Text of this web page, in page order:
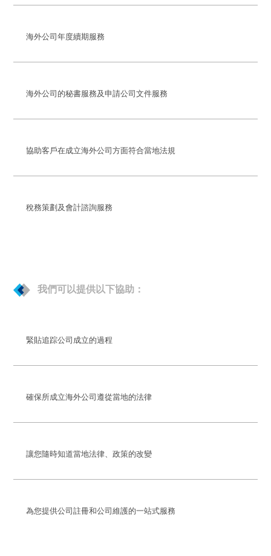
海外公司年度續期服務
海外公司的秘書服務及申請公司文件服務
協助客戶在成立海外公司方面符合當地法規
稅務策劃及會計諮詢服務
我們可以提供以下協助：
緊貼追踪公司成立的過程
確保所成立海外公司遵從當地的法律
讓您隨時知道當地法律、政策的改變
為您提供公司註冊和公司維護的一站式服務